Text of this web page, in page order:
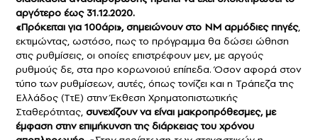
αργότερο έως 31.12.2020.
«Πρόκειται για 100άρι», σημειώνουν στο ΝΜ αρμόδιες πηγές,
εκτιμώντας, ωστόσο, πως το πρόγραμμα θα δώσει ώθηση
στις ρυθμίσεις, οι οποίες επιστρέφουν μεν, με αργούς
ρυθμούς δε, στα προ κορωνοιού επίπεδα. Όσον αφορά στον
τύπο των ρυθμίσεων, αυτές, όπως τονίζει και η Τράπεζα της
Ελλάδος (ΤτΕ) στην Έκθεση Χρηματοπιστωτικής
Σταθερότητας, συνεχίζουν να είναι μακροπρόθεσμες, με
έμφαση στην επιμήκυνση της διάρκειας του χρόνου